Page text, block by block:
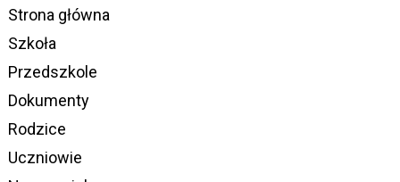
Strona główna
Szkoła
Przedszkole
Dokumenty
Rodzice
Uczniowie